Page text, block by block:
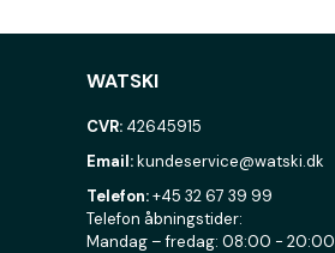
WATSKI
CVR: 42645915
Email:kundeservice@watski.dk
Telefon:+45 32 67 39 99
Telefon åbningstider:
Mandag – fredag: 08:00 - 20:00